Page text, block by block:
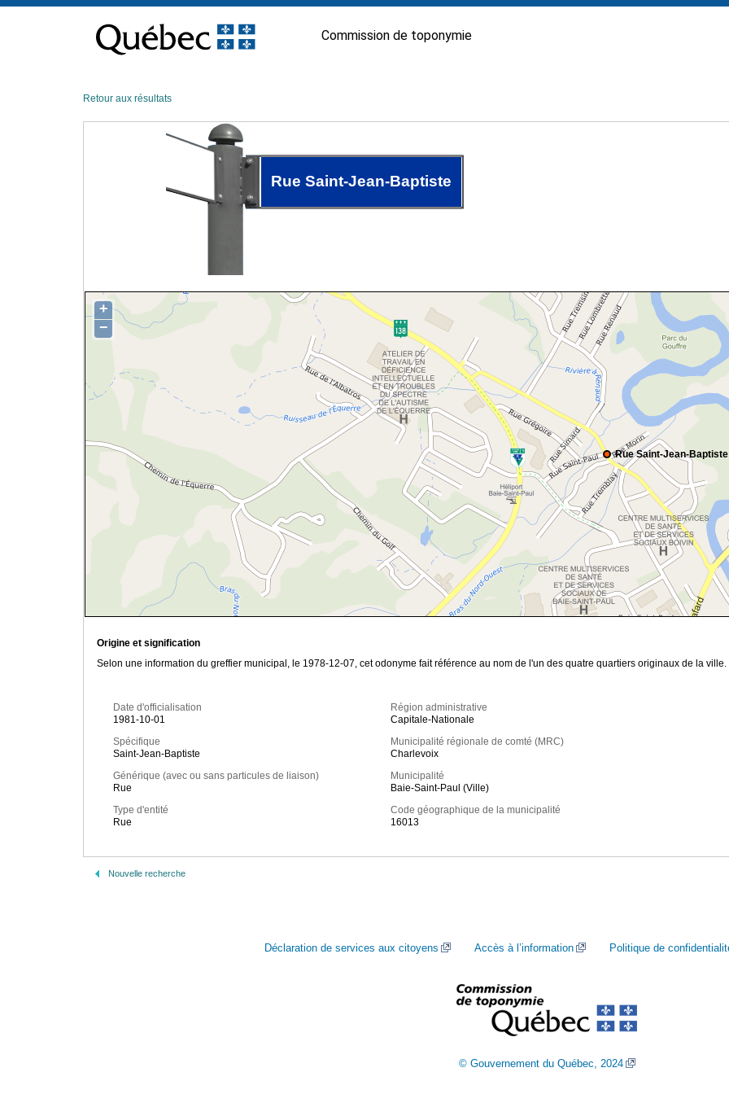
contenu
Commission de toponymie
Retour aux résultats
Rue Saint-Jean-Baptiste
Rue Saint-Jean-Baptiste
+
−
Origine et signification
Selon une information du greffier municipal, le 1978-12-07, cet odonyme fait référence au nom de l'un des quatre quartiers originaux de la ville.
Date d'officialisation
1981-10-01
Spécifique
Saint-Jean-Baptiste
Générique (avec ou sans particules de liaison)
Rue
Type d'entité
Rue
Région administrative
Capitale-Nationale
Municipalité régionale de comté (MRC)
Charlevoix
Municipalité
Baie-Saint-Paul (Ville)
Code géographique de la municipalité
16013
Nouvelle recherche
Déclaration de services aux citoyens Accès à l’information Politique de
© Gouvernement du Québec, 2024